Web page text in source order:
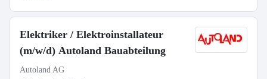
Elektriker / Elektroinstallateur
(m/w/d) Autoland Bauabteilung
Autoland AG